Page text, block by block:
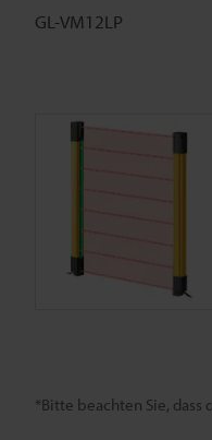
GL-VM12LP
*Bitte beachten Sie,